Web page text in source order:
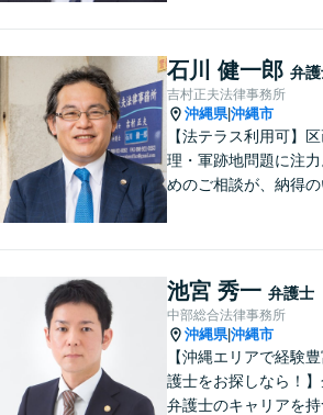
石川 健一郎 弁
吉村正夫法律事務所
沖縄県|沖縄市
【法テラス利用可】
理・軍跡地問題に注
めのご相談が、納得の
まう前にご連絡を。
代理人として全力でサ
します【分割払い可】
夜間対応】【駐車場あ
池宮 秀一 弁護士
中部総合法律事務所
沖縄県|沖縄市
【沖縄エリアで経験
護士をお探しなら！
弁護士のキャリアを持